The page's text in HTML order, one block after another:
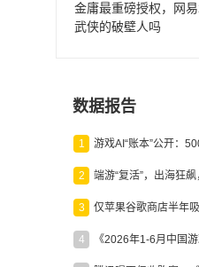
金庸最重磅授权，网
武侠的破壁人吗
数据报告
1
2
3
4 《2026年1-6月中国